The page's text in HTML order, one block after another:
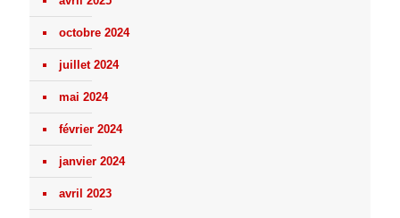
octobre 2024
juillet 2024
mai 2024
février 2024
janvier 2024
avril 2023